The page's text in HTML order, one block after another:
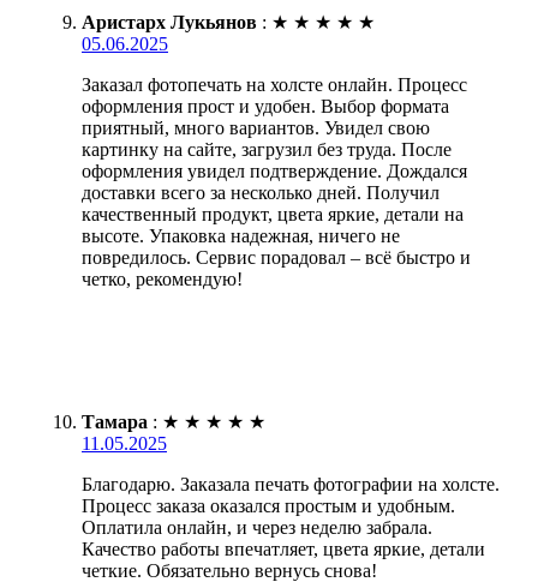
Аристарх Лукьянов : ★ ★ ★ ★ ★
05.06.2025
Заказал фотопечать на холсте онлайн. Процесс
оформления прост и удобен. Выбор формата
приятный, много вариантов. Увидел свою
картинку на сайте, загрузил без труда. После
оформления увидел подтверждение. Дождался
доставки всего за несколько дней. Получил
качественный продукт, цвета яркие, детали на
высоте. Упаковка надежная, ничего не
повредилось. Сервис порадовал – всё быстро и
четко, рекомендую!
Тамара : ★ ★ ★ ★ ★
11.05.2025
Благодарю. Заказала печать фотографии на холсте.
Процесс заказа оказался простым и удобным.
Оплатила онлайн, и через неделю забрала.
Качество работы впечатляет, цвета яркие, детали
четкие. Обязательно вернусь снова!